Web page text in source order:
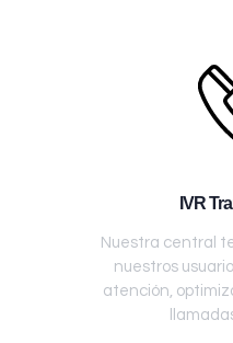
IVR
Nuestra central
nuestros
atención,